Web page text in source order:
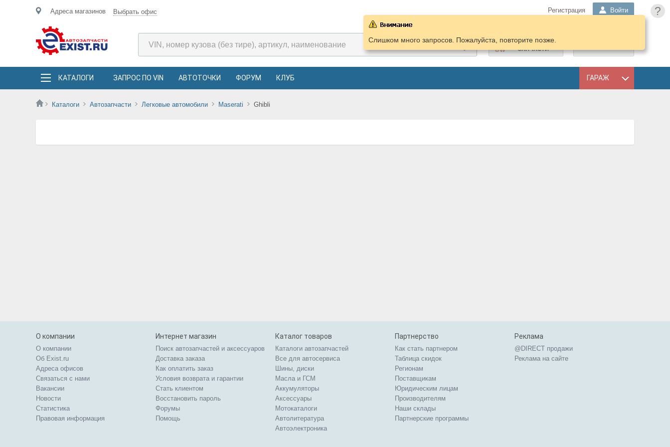
?
Адреса магазинов Выбрать офис Регистрация Войти
ПОДОБРАТЬ
ЗАПЧАСТИ
КАТАЛОГИ ЗАПРОС ПО VIN АВТОТОЧКИ ФОРУМ КЛУБ ГАРАЖ
Каталоги Автозапчасти Легковые автомобили Maserati Ghibli
Слишком много запросов. Пожалуйста, повторите позже.
О компании
О компании
Об Exist.ru
Адреса офисов
Связаться с нами
Вакансии
Новости
Статистика
Правовая информация
Интернет магазин
Поиск автозапчастей и аксессуаров
Доставка заказа
Как оплатить заказ
Условия возврата и гарантии
Стать клиентом
Восстановить пароль
Форумы
Помощь
Каталог товаров
Каталоги автозапчастей
Все для автосервиса
Шины, диски
Масла и ГСМ
Аккумуляторы
Аксессуары
Мотокаталоги
Автолитература
Автоэлектроника
Партнерство
Как стать партнером
Таблица скидок
Регионам
Поставщикам
Юридическим лицам
Производителям
Наши склады
Партнерские программы
Реклама
@DIRECT продажи
Реклама на сайте